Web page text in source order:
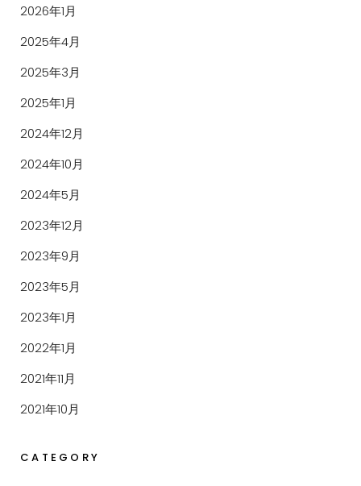
2026年1月
2025年4月
2025年3月
2025年1月
2024年12月
2024年10月
2024年5月
2023年12月
2023年9月
2023年5月
2023年1月
2022年1月
2021年11月
2021年10月
CATEGORY